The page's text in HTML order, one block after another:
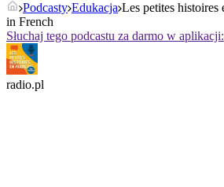
Podcasty Edukacja Les petites
in French
Słuchaj tego podcastu za darmo w aplikacji:
radio.pl